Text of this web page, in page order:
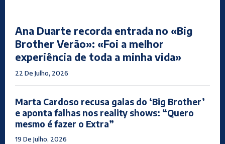
Ana Duarte recorda entrada no «Big
Brother Verão»: «Foi a melhor
experiência de toda a minha vida»
22 De Julho, 2026
Marta Cardoso recusa galas do ‘Big Brother’
e aponta falhas nos reality shows: “Quero
mesmo é fazer o Extra”
19 De Julho, 2026